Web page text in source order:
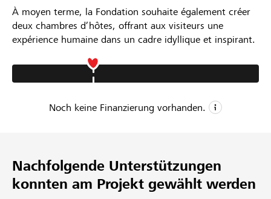
À moyen terme, la Fondation souhaite également créer
deux chambres d’hôtes, offrant aux visiteurs une
expérience humaine dans un cadre idyllique et inspirant.
Noch keine Finanzierung vorhanden.
CHF 60’000
Wunschbetrag
Nachfolgende Unterstützungen
konnten am Projekt gewählt werden